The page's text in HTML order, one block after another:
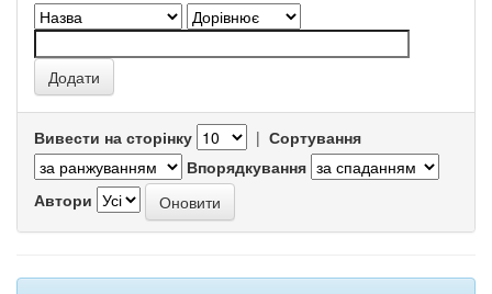
Вивести на сторінку | Сортування
Впорядкування
Автори